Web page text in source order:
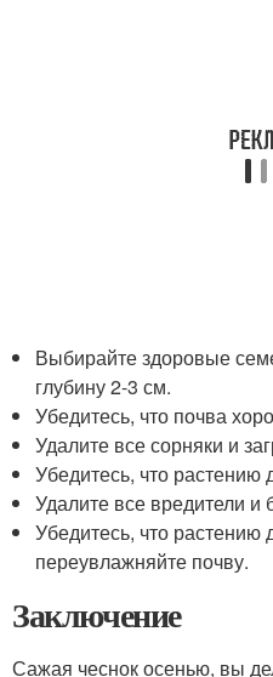
Выбирайте здоровые
глубину 2-3 см.
Убедитесь, что почва
Удалите все сорняки и
Убедитесь, что растению
Удалите все вредители и
Убедитесь, что растению
переувлажняйте почву.
Заключение
Сажая чеснок осенью, вы